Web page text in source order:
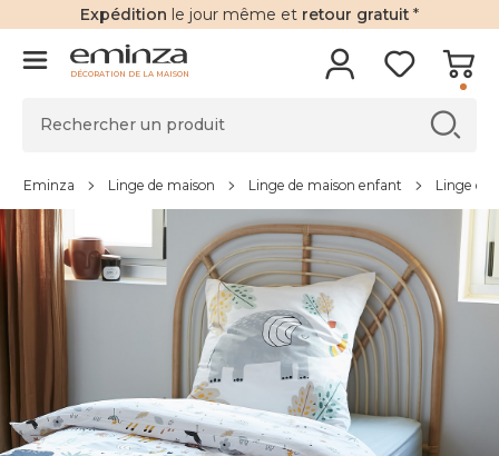
Expédition le jour même et retour gratuit *
DÉCORATION DE LA MAISON
Eminza Linge de maison Linge de maison enfant Linge de